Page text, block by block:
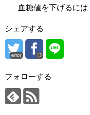
血糖値を下げるには
シェアする
error
フォローする